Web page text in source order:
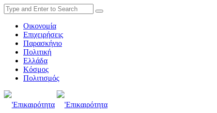
Οικονομία
Επιχειρήσεις
Παρασκήνιο
Πολιτική
Ελλάδα
Κόσμος
Πολιτισμός